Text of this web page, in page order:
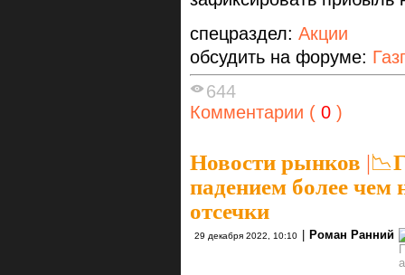
спецраздел: Акции
обсудить на форуме:
644
Комментарии ( 0 )
Новости рынков |
падением более чем
отсечки
29 декабря 2022, 10:10 Роман Ранний